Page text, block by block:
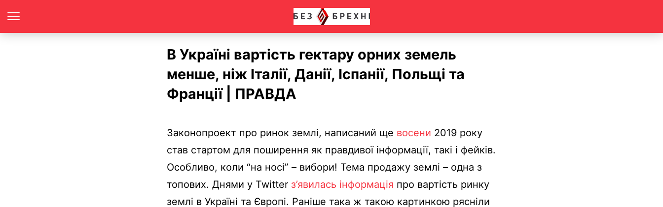
В Україні вартість гектару орних земель
менше, ніж Італії, Данії, Іспанії, Польщі та
Франції | ПРАВДА
Законопроект про ринок землі, написаний ще восени 2019 року
став стартом для поширення як правдивої інформації, такі і фейків.
Особливо, коли “на носі” – вибори! Тема продажу землі – одна з
топових. Днями у Twitter з’явилась інформація про вартість ринку
землі в Україні та Європі. Раніше така ж такою картинкою рясніли